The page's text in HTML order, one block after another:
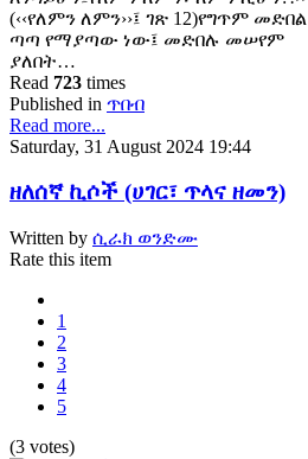
(‹‹የለምን ለምን››፤ ገጽ 12)የግጥም መድበል
ጣጣ የማያጣው ነው፤ መድበሉ መሠየም
ያለበት…
Read 723 times
Published in ጥበብ
Read more...
Saturday, 31 August 2024 19:44
ዘለሰኛ ኪሶች (ሀገር፣ ጥላና ዘመን)
Written by ሲራክ ወንድሙ
Rate this item
1
2
3
4
5
(3 votes)